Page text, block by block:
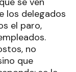
los delegados
el paro,
no
que